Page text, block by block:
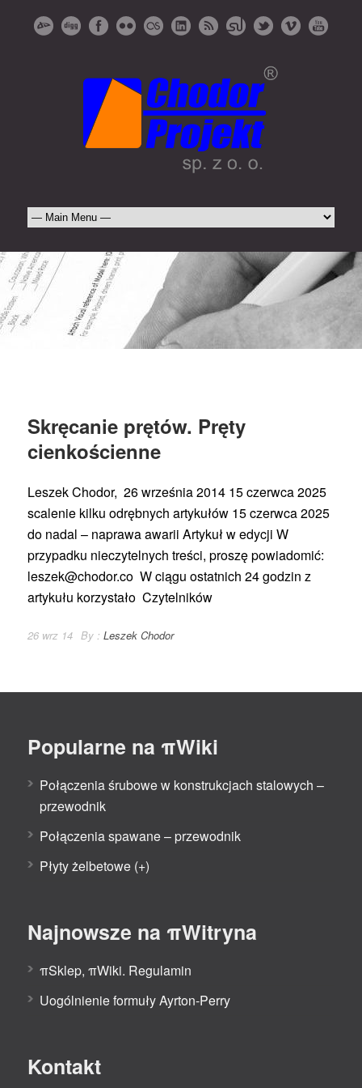
Skręcanie prętów. Pręty
cienkościenne
Leszek Chodor, 26 września 2014 15 czerwca 2025
scalenie kilku odrębnych artykułów 15 czerwca 2025
do nadal – naprawa awarii Artykuł w edycji W
przypadku nieczytelnych treści, proszę powiadomić:
leszek@chodor.co W ciągu ostatnich 24 godzin z
artykułu korzystało Czytelników
26 wrz 14 By : Leszek Chodor
Popularne na πWiki
Połączenia śrubowe w konstrukcjach stalowych –
przewodnik
Połączenia spawane – przewodnik
Płyty żelbetowe (+)
Najnowsze na πWitryna
πSklep, πWiki. Regulamin
Uogólnienie formuły Ayrton-Perry
Kontakt